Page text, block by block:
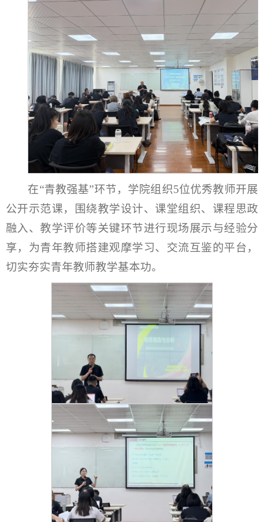
在“青教强基”环节，学院组织5位优秀教师开展
公开示范课，围绕教学设计、课堂组织、课程思政
融入、教学评价等关键环节进行现场展示与经验分
享，为青年教师搭建观摩学习、交流互鉴的平台，
切实夯实青年教师教学基本功。